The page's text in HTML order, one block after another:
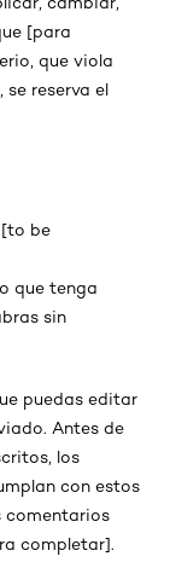
[para
que viola
se reserva el
[to be
que tenga
sin
puedas editar
Antes de
los
con estos
comentarios
completar].